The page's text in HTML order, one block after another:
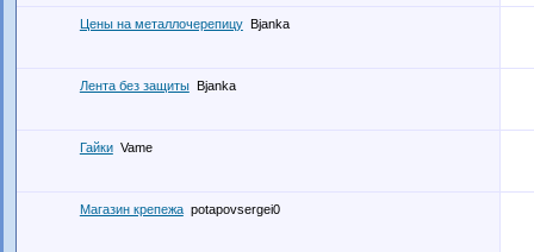
Цены на металлочерепицу Bjanka
Лента без защиты Bjanka
Гайки Vame
Магазин крепежа potapovsergei0